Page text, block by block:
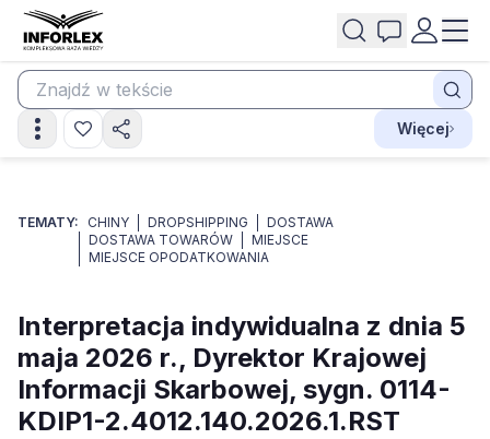
Więcej
TEMATY: CHINY DROPSHIPPING
DOSTAWA
DOSTAWA TOWARÓW
MIEJSCE
MIEJSCE OPODATKOWANIA
Interpretacja indywidualna z dnia 5
maja 2026 r., Dyrektor Krajowej
Informacji Skarbowej, sygn. 0114-
KDIP1-2.4012.140.2026.1.RST